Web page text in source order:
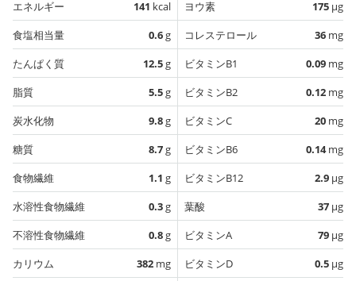
エネルギー 141 kcal
食塩相当量
0.6g
たんぱく質
12.5g
脂質
5.5g
炭水化物
9.8g
糖質
8.7g
食物繊維
1.1 g
水溶性食物繊維
0.3g
不溶性食物繊維
0.8g
カリウム
382 mg
ヨウ素 175 µg
コレステロール
36 mg
ビタミンB1
0.09 mg
ビタミンB2
0.12 mg
ビタミンC
20 mg
ビタミンB6
0.14mg
ビタミンB12
2.9 µg
葉酸
37 µg
ビタミンA
79 µg
ビタミンD
0.5 µg